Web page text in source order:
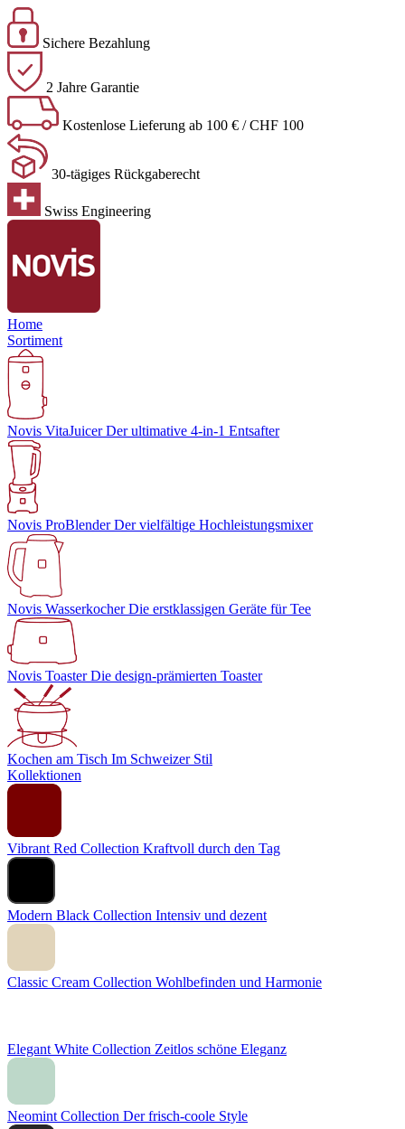
Sichere Bezahlung
2 Jahre Garantie
Kostenlose Lieferung ab 100 € / CHF 100
30-tägiges Rückgaberecht
Swiss Engineering
Home
Sortiment
Novis VitaJuicerDer ultimative 4-in-1 Entsafter
Novis ProBlenderDer vielfältige Hochleistungsmixer
Novis Wasserkocher Die erstklassigen Geräte für Tee
Novis Toaster Die design-prämierten Toaster
Kochen am Tisch Im Schweizer Stil
Kollektionen
Vibrant Red Collection Kraftvoll durch den Tag
Modern Black Collection Intensiv und dezent
Classic Cream Collection Wohlbefinden und Harmonie
Elegant White Collection Zeitlos schöne Eleganz
Neomint Collection Der frisch-coole Style